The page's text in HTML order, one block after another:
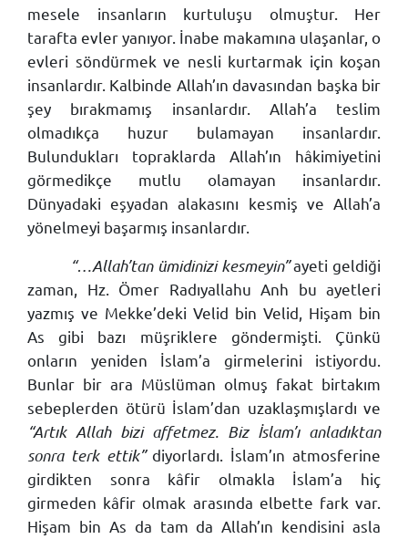
mesele insanların kurtuluşu olmuştur. Her
tarafta evler yanıyor. İnabe makamına ulaşanlar, o
evleri söndürmek ve nesli kurtarmak için koşan
insanlardır. Kalbinde Allah’ın davasından başka bir
şey bırakmamış insanlardır. Allah’a teslim
olmadıkça huzur bulamayan insanlardır.
Bulundukları topraklarda Allah’ın hâkimiyetini
görmedikçe mutlu olamayan insanlardır.
Dünyadaki eşyadan alakasını kesmiş ve Allah’a
yönelmeyi başarmış insanlardır.
“…Allah’tan ümidinizi kesmeyin”ayeti geldiği
zaman, Hz. Ömer Radıyallahu Anh bu ayetleri
yazmış ve Mekke’deki Velid bin Velid, Hişam bin
As gibi bazı müşriklere göndermişti. Çünkü
onların yeniden İslam’a girmelerini istiyordu.
Bunlar bir ara Müslüman olmuş fakat birtakım
sebeplerden ötürü İslam’dan uzaklaşmışlardı ve
“Artık Allah bizi affetmez. Biz İslam’ı anladıktan
sonra terk ettik”diyorlardı. İslam’ın atmosferine
girdikten sonra kâfir olmakla İslam’a hiç
girmeden kâfir olmak arasında elbette fark var.
Hişam bin As da tam da Allah’ın kendisini asla